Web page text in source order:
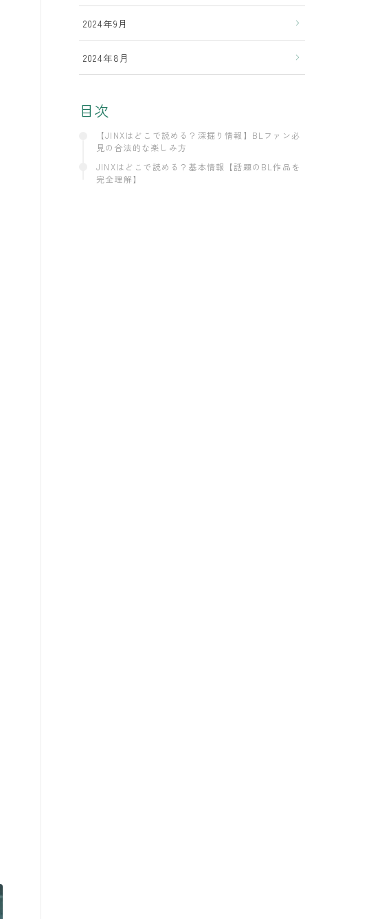
2024年9月
2024年8月
目次
【JINXはどこで読める？深掘り情報】BLファン必
見の合法的な楽しみ方
JINXはどこで読める？基本情報【話題のBL作品を
完全理解】